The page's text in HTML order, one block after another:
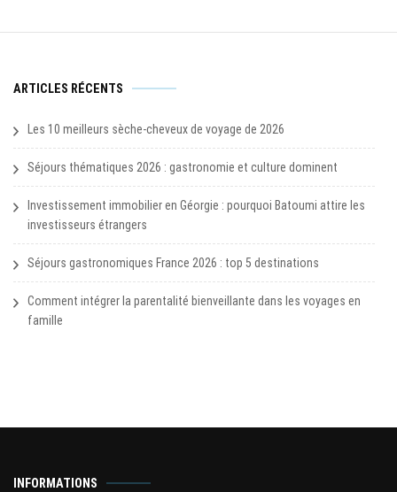
ARTICLES RÉCENTS
Les 10 meilleurs sèche-cheveux de voyage de 2026
Séjours thématiques 2026 : gastronomie et culture dominent
Investissement immobilier en Géorgie : pourquoi Batoumi attire les
investisseurs étrangers
Séjours gastronomiques France 2026 : top 5 destinations
Comment intégrer la parentalité bienveillante dans les voyages en
famille
INFORMATIONS